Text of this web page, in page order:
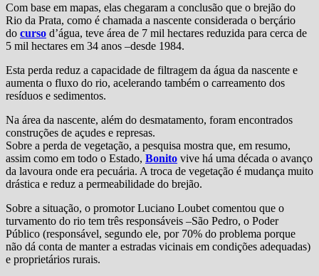
Com base em mapas, elas chegaram a conclusão que o brejão do
Rio da Prata, como é chamada a nascente considerada o berçário
do curso d’água, teve área de 7 mil hectares reduzida para cerca de
5 mil hectares em 34 anos –desde 1984.
Esta perda reduz a capacidade de filtragem da água da nascente e
aumenta o fluxo do rio, acelerando também o carreamento dos
resíduos e sedimentos.
Na área da nascente, além do desmatamento, foram encontrados
construções de açudes e represas.
Sobre a perda de vegetação, a pesquisa mostra que, em resumo,
assim como em todo o Estado, Bonito vive há uma década o avanço
da lavoura onde era pecuária. A troca de vegetação é mudança muito
drástica e reduz a permeabilidade do brejão.
Sobre a situação, o promotor Luciano Loubet comentou que o
turvamento do rio tem três responsáveis –São Pedro, o Poder
Público (responsável, segundo ele, por 70% do problema porque
não dá conta de manter a estradas vicinais em condições adequadas)
e proprietários rurais.